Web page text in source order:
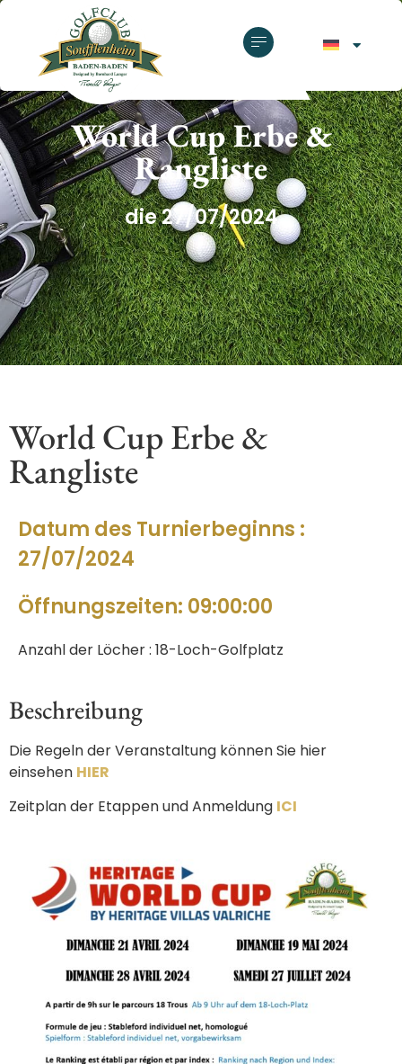
World Cup Erbe &
Rangliste
die 27/07/2024
World Cup Erbe &
Rangliste
Datum des Turnierbeginns :
27/07/2024
Öffnungszeiten: 09:00:00
Anzahl der Löcher : 18-Loch-Golfplatz
Beschreibung
Die Regeln der Veranstaltung können Sie hier
einsehen HIER
Zeitplan der Etappen und Anmeldung ICI